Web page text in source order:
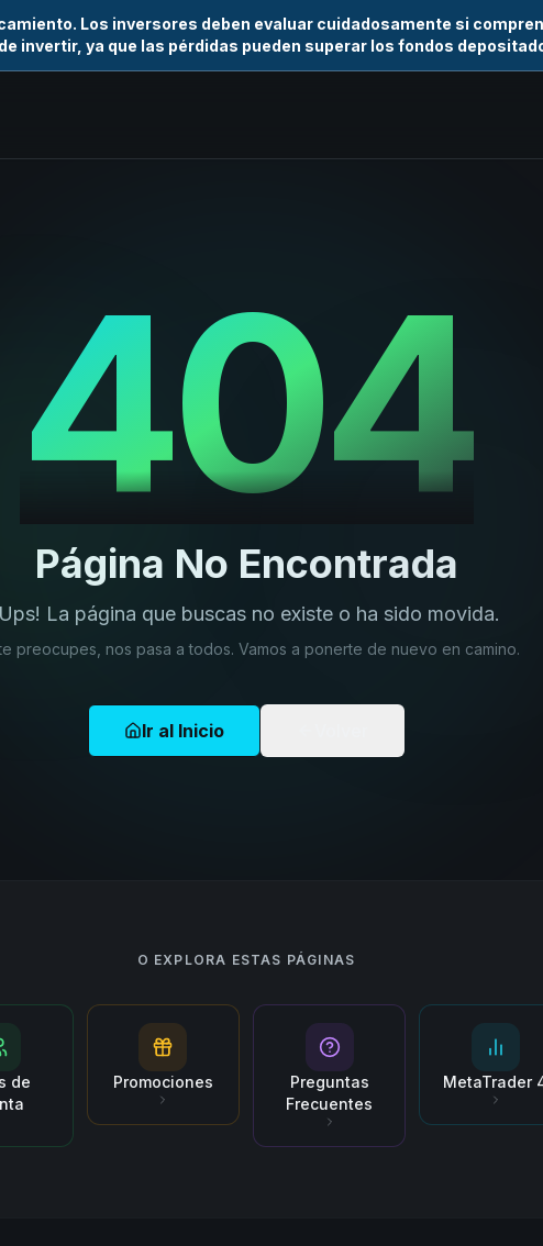
Los inversores deben evaluar cuidadosamente si
invertir, ya que las pérdidas pueden superar los fondos
404
Página No Encontrada
La página que buscas no existe o ha sido movida.
preocupes, nos pasa a todos. Vamos a ponerte de nuevo en camino.
Ir al Inicio
O EXPLORA ESTAS PÁGINAS
de
Promociones
Preguntas
Frecuentes
MetaTrader